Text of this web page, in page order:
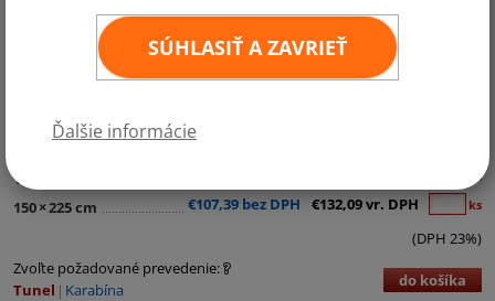
SÚHLASIŤ A ZAVRIEŤ
Ďalšie informácie
Južná Amerika
45 cm
100 ks
150×225 cm €107,39 bez DPH €132,09 vr. DPH ks
(DPH 23%)
Zvoľte požadované prevedenie:
Tunel
Karabína do košíka